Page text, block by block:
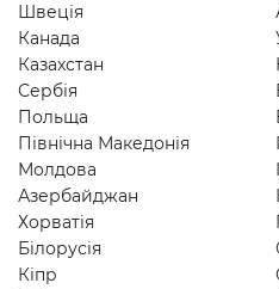
Швеція
Канада
Казахстан
Сербія
Польща
Північна Македонія
Молдова
Азербайджан
Хорватія
Білорусія
Кіпр